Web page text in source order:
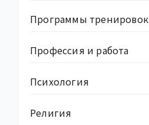
Программы тренировок
Профессия и работа
Психология
Религия